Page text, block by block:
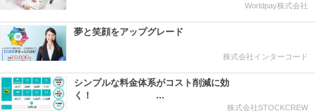
Worldpay株式会社
夢と笑顔をアップグレード
株式会社インターコード
シンプルな料金体系がコスト削減に効
く！ ...
株式会社STOCKCREW